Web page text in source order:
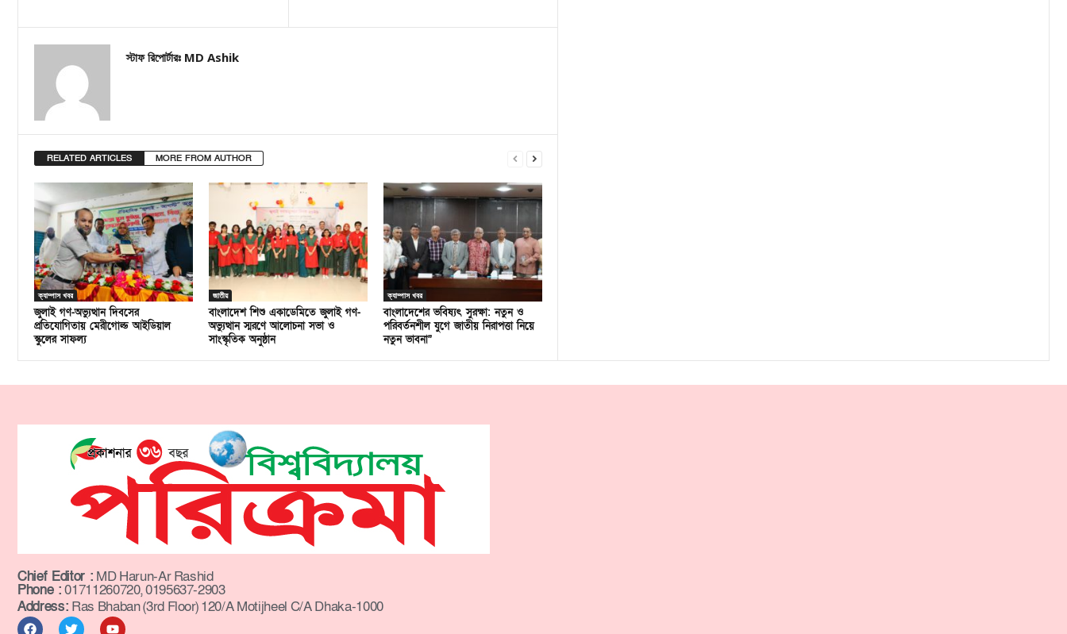
স্টাফ রিপোর্টারঃ MD Ashik
RELATED ARTICLES MORE FROM AUTHOR
ক্যাম্পাস খবর
জুলাই গণ-অভ্যুত্থান দিবসের
প্রতিযোগিতায় মেরীগোল্ড আইডিয়াল
স্কুলের সাফল্য
জাতীয়
বাংলাদেশ শিশু একাডেমিতে জুলাই গণ-
অভ্যুত্থান স্মরণে আলোচনা সভা ও
সাংস্কৃতিক অনুষ্ঠান
ক্যাম্পাস খবর
বাংলাদেশের ভবিষ্যৎ সুরক্ষা: নতুন ও
পরিবর্তনশীল যুগে জাতীয় নিরাপত্তা নিয়ে
নতুন ভাবনা”
Chief Editor : MD Harun-Ar Rashid
Phone :01711260720, 0195637-2903
Address: Ras Bhaban (3rd Floor) 120/A Motijheel C/A Dhaka-1000